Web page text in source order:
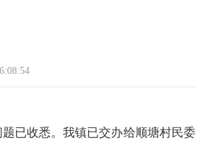
已收悉。我镇已交办给顺塘村民委